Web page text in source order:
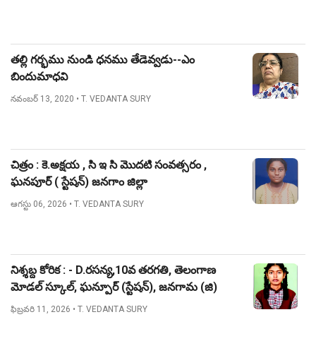
తల్లి గర్భము నుండి ధనము తేడెవ్వడు--ఎం
బిందుమాధవి
నవంబర్ 13, 2020 • T. VEDANTA SURY
చిత్రం : కె.అక్షయ , సి ఇ సి మొదటి సంవత్సరం ,
ఘనపూర్ ( స్టేషన్) జనగాం జిల్లా
ఆగస్టు 06, 2026 • T. VEDANTA SURY
నిశ్శబ్ద కోరిక : - D.రసన్య,10వ తరగతి, తెలంగాణ
మోడల్ స్కూల్, ఘన్పూర్ (స్టేషన్), జనగామ (జి)
ఫిబ్రవరి 11, 2026 • T. VEDANTA SURY